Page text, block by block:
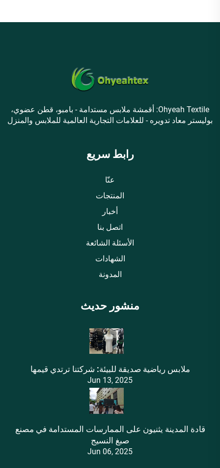
Ohyeah Textile: أقمشة ملابس مستدامة - بامبو، قطن عضوي،
بوليستر معاد تدويره - للعلامات التجارية العالمية للملابس والمنزل
رابط سريع
عنّا
المنتجات
أخبار
اتصل بنا
الأسئلة الشائعة
الشهادات
المدونة
منشور حديث
ملابس رياضية صديقة للبيئة: شركتنا ترتدي قيمها
Jun 13, 2025
قادة المدينة يثنيون على الممارسات المستدامة في مصنع
صبغ النسيج
Jun 06, 2025